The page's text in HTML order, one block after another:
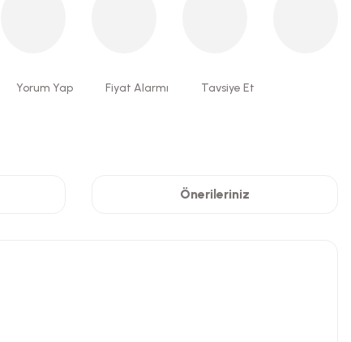
Yorum Yap Fiyat Alarmı Tavsiye Et
Önerileriniz